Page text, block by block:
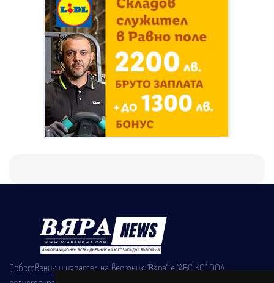
Собственик и издател на вестник "Вяра" е "АВС КО" ООД,